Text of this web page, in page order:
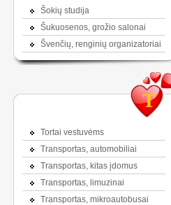
Šokių studija
Šukuosenos, grožio salonai
Švenčių, renginių organizatoriai
T
Tortai vestuvėms
Transportas, automobiliai
Transportas, kitas įdomus
Transportas, limuzinai
Transportas, mikroautobusai